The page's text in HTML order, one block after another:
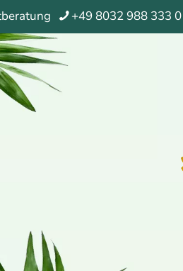
+49 8032 988 333 0